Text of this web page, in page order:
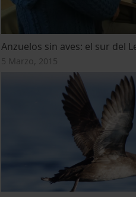
Anzuelos sin aves: el sur del
5 Marzo, 2015